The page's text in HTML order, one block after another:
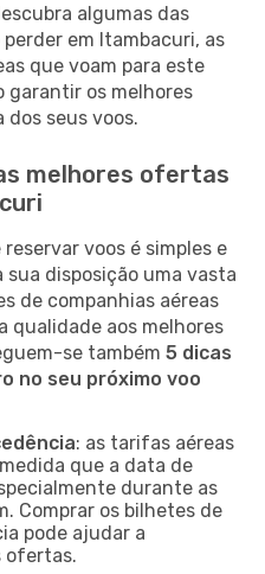
algumas das
em Itambacuri, as
que voam para este
garantir os melhores
dos seus voos.
melhores ofertas
voos é simples e
disposição uma vasta
de companhias aéreas
qualidade aos melhores
se também 5 dicas
no seu próximo voo
: as tarifas aéreas
que a data de
durante as
Comprar os bilhetes de
pode ajudar a
ofertas.